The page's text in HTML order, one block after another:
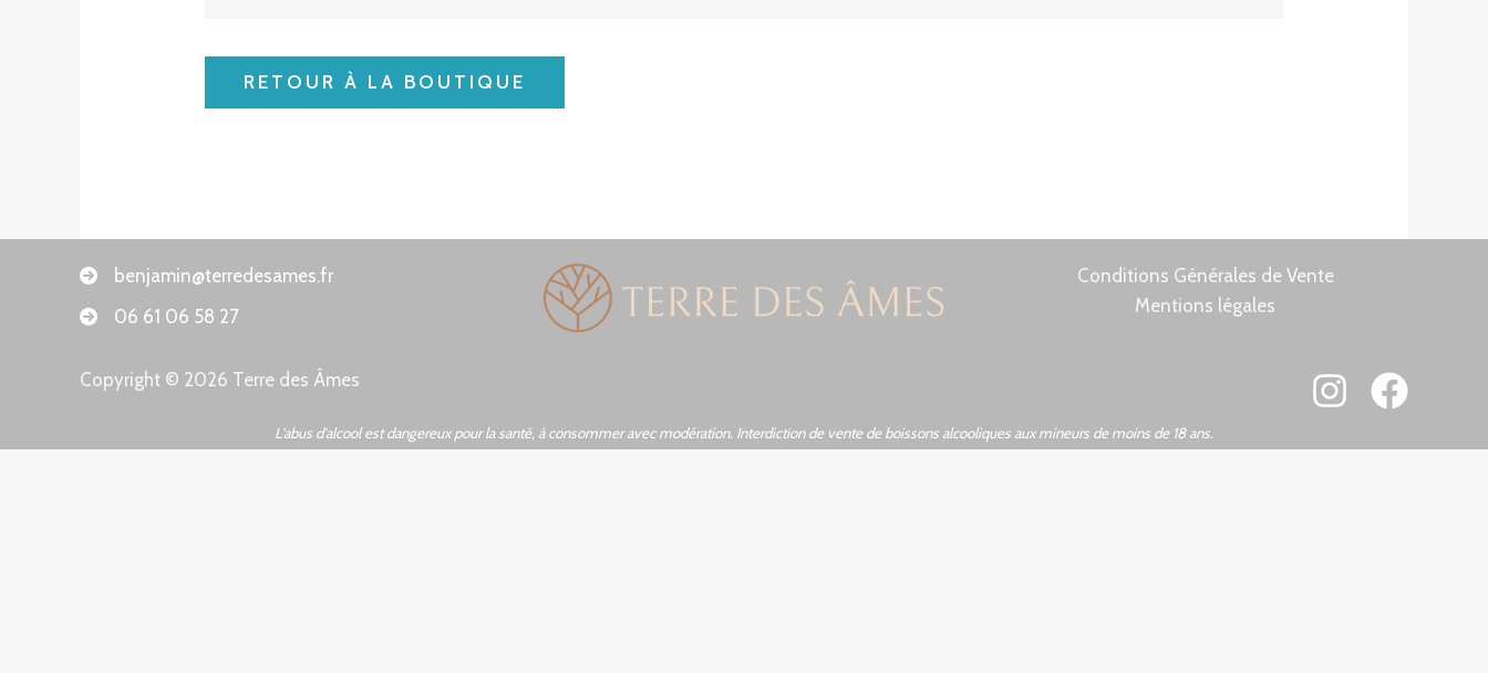
RETOUR À LA BOUTIQUE
benjamin@terredesames.fr
06 61 06 58 27
Conditions Générales de Vente
Mentions légales
Copyright © 2026 Terre des Âmes
L'abus d'alcool est dangereux pour la santé, à consommer avec modération. Interdiction de vente de boissons alcooliques aux mineurs de moins de 18 ans.